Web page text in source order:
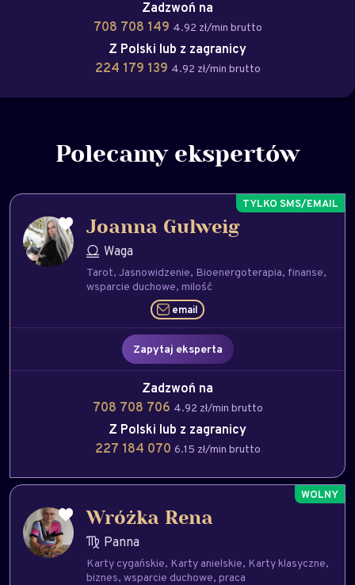
Zadzwoń na
708 708 149 4.92 zł/min brutto
Z Polski lub z zagranicy
224 179 139 4.92 zł/min brutto
Polecamy ekspertów
Joanna Gulweig
Waga
Tarot Jasnowidzenie Bioenergoterapia finanse
wsparcie duchowe milość
email
Zapytaj eksperta
Zadzwoń na
708 708 706 4.92 zł/min brutto
Z Polski lub z zagranicy
227 184 070 6.15 zł/min brutto
Wróżka Rena
Panna
Karty cygańskie Karty anielskie Karty klasyczne
biznes wsparcie duchowe praca